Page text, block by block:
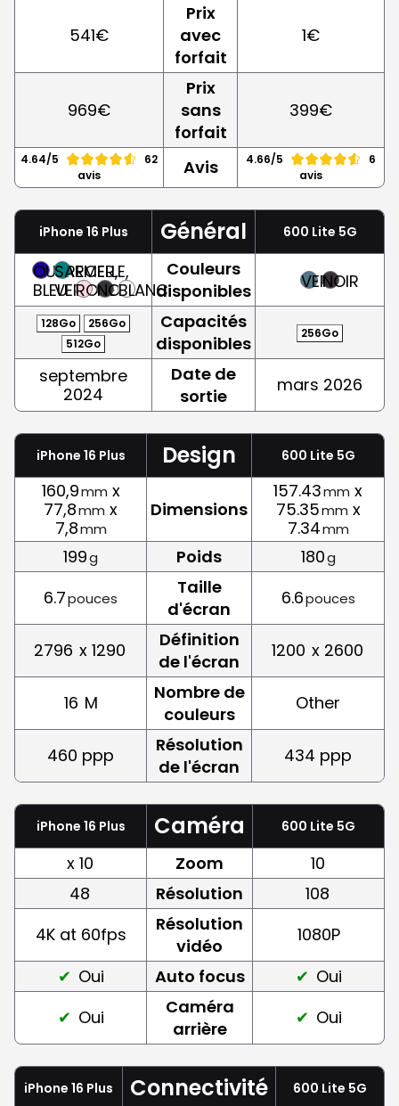
541€
Prix
avec
forfait
1€
969€
Prix
sans
forfait
399€
4.64/5
62
avis
Avis 4.66/5
6
avis
iPhone 16 Plus Général 600 Lite 5G
OUTREMER,
BLEU
SARCELLE,
VERTROSENOIRBLANC
Couleurs
disponibles
VERTNOIR
128Go
256Go
512Go
Capacités
disponibles
256Go
septembre
2024
Date de
sortie
mars 2026
iPhone 16 Plus Design 600 Lite 5G
160,9mm x
77,8mm x
7,8mm
Dimensions
157.43mm x
75.35mm x
7.34mm
199g Poids 180g
6.7pouces
Taille
d'écran
6.6pouces
2796 x 1290
Définition
de l'écran
1200 x 2600
16 M
Nombre de
couleurs
Other
460 ppp
Résolution
de l'écran
434 ppp
iPhone 16 Plus Caméra 600 Lite 5G
x 10 Zoom
10
48
Résolution
108
4K at 60fps
Résolution
vidéo
1080P
Oui
Auto focus
Oui
Oui
Caméra
arrière
Oui
iPhone 16 Plus Connectivité 600 Lite 5G